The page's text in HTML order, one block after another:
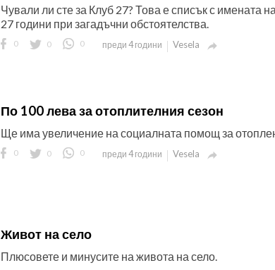
Чували ли сте за Клуб 27? Това е списък с имената
27 години при загадъчни обстоятелства.
0 0 0 преди 4 години Vesela 
По 100 лева за отоплителния сезон
Ще има увеличение на социалната помощ за
0 0 0 преди 4 години Vesela 
Живот на село
Плюсовете и минусите на живота на село.